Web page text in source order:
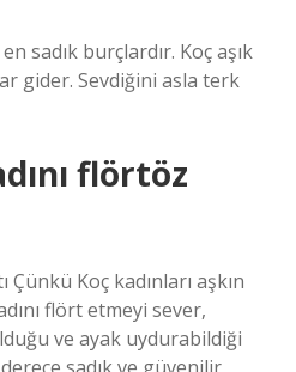
sadık burçlardır. Koç aşık
gider. Sevdiğini asla terk
flörtöz
Çünkü Koç kadınları aşkın
flört etmeyi sever,
ve ayak uydurabildiği